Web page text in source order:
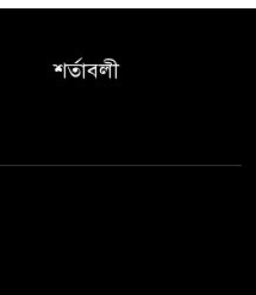
শর্তাবলী